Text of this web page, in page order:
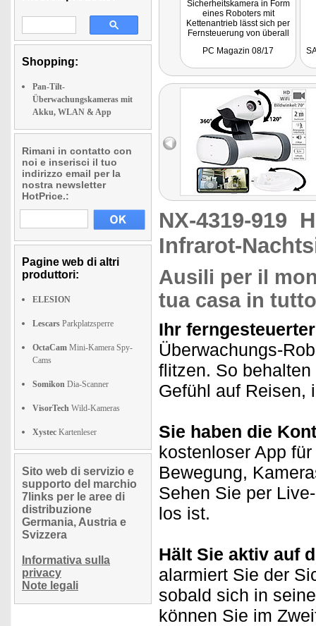
Shopping:
Pan-Tilt-
Überwachungskameras mit
Akku, WLAN & App
Rimani in contatto con
noi e inserisci il tuo
indirizzo email per la
nostra newsletter
HotPrice.:
Pagine web di altri
produttori:
ELESION
Lescars Parkplatzsperre
OctaCam Mini-Kamera Spy-
Cams
Somikon Dia-Scanner
VisorTech Wild-Kameras
Xystec Kartenleser
Sito web di servizio e
supporto del marchio
7links per le aree di
distribuzione
Germania, Austria e
Svizzera
Informativa sulla
privacy
Note legali
Sicherheitskamera in Form
eines Roboters mit
Kettenantrieb lässt sich per
Fernsteuerung von überall
lenken und sorgt auf diese
PC Magazin 08/17
NX-4319-919
Infrarot-
Ausili per il
tua casa in
Ihr
Überwachungs-
flitzen. So
Gefühl auf Reisen,
Sie haben die
kostenloser App
Bewegung,
Sehen Sie per
los ist.
Hält Sie aktiv auf
alarmiert Sie der
sobald sich in
können Sie im